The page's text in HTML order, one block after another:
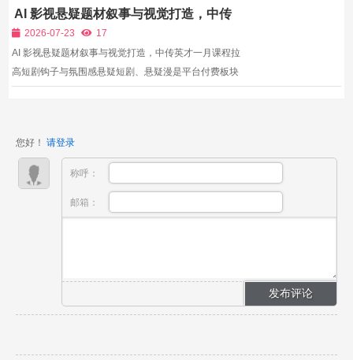
AI 影视悬疑题材叙事与视觉打造，中传
英才一月课程拉高短剧钩子与氛围感
2026-07-23
17
AI 影视悬疑题材叙事与视觉打造，中传英才一月课程拉
高短剧钩子与氛围感悬疑短剧、悬疑漫是平台付费板块
悚氛围...
您好！ 请登录
称呼：
邮箱：